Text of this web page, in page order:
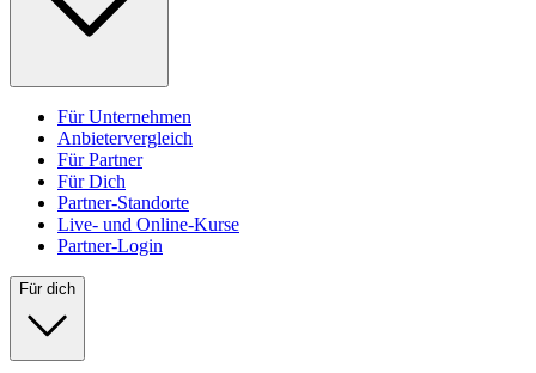
Für Unternehmen
Anbietervergleich
Für Partner
Für Dich
Partner-Standorte
Live- und Online-Kurse
Partner-Login
Für dich